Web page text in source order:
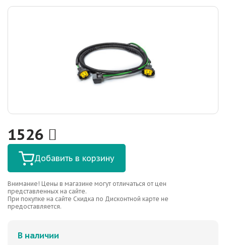
1526
Добавить в корзину
Внимание! Цены в магазине могут отличаться от цен
представленных на сайте.
При покупке на сайте Скидка по Дисконтной карте не
предоставляется.
В наличии